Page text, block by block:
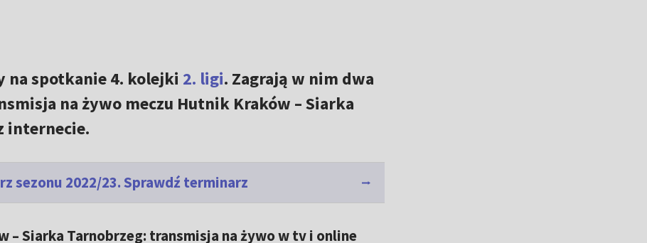
na spotkanie 4. kolejki 2. ligi. Zagrają w nim dwa
na żywo meczu Hutnik Kraków – Siarka
internecie.
sezonu 2022/23. Sprawdź terminarz
– Siarka Tarnobrzeg: transmisja na żywo w tv i online